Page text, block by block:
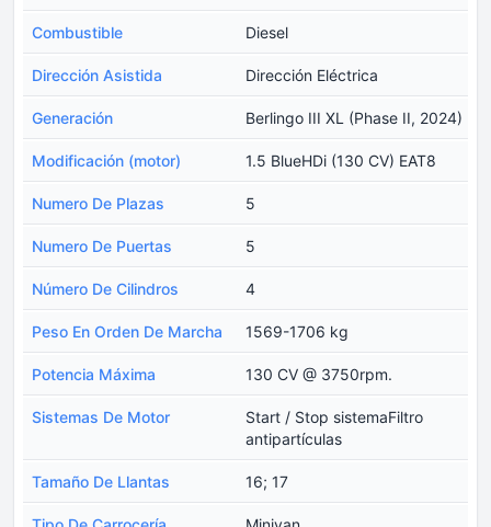
Combustible Diesel
Dirección Asistida Dirección Eléctrica
Generación Berlingo III XL (Phase II, 2024)
Modificación (motor) 1.5 BlueHDi (130 CV) EAT8
Numero De Plazas 5
Numero De Puertas 5
Número De Cilindros 4
Peso En Orden De Marcha 1569-1706 kg
Potencia Máxima 130 CV @ 3750rpm.
Sistemas De Motor
Start / Stop sistemaFiltro
antipartículas
Tamaño De Llantas 16; 17